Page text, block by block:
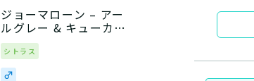
ジョーマローン – アー
ルグレー & キューカン
バー
シトラス